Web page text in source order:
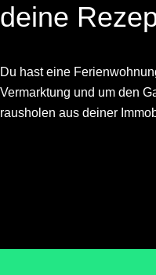
deine
Du hast eine
Vermarktung und um den
rausholen aus deiner